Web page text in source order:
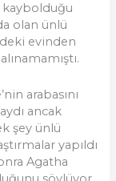
kaybolduğu
olan ünlü
evinden
arabasını
ancak
şey ünlü
yapıldı
Agatha